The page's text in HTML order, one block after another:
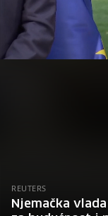
REUTERS
Njemačka